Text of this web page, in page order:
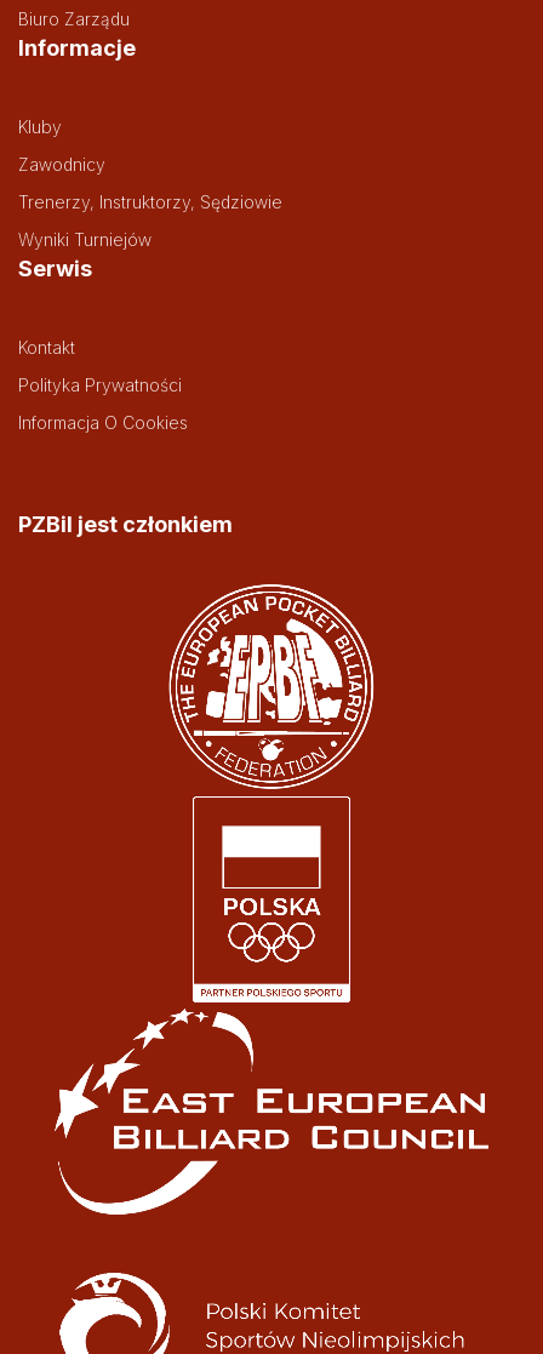
Biuro Zarządu
Informacje
Kluby
Zawodnicy
Trenerzy, Instruktorzy, Sędziowie
Wyniki Turniejów
Serwis
Kontakt
Polityka Prywatności
Informacja O Cookies
PZBil jest członkiem